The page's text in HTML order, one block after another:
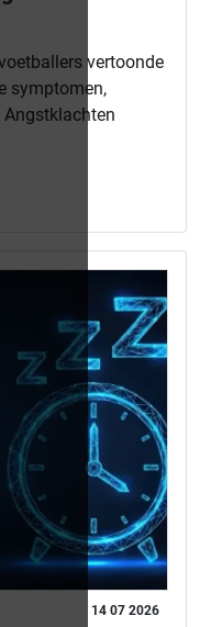
vertoonde
symptomen,
Angstklachten
14 07 2026